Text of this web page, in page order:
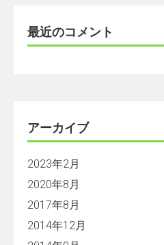
最近のコメント
アーカイブ
2023年2月
2020年8月
2017年8月
2014年12月